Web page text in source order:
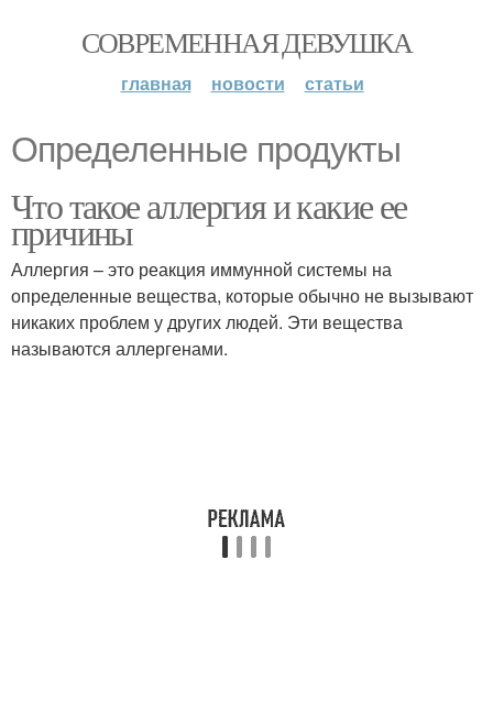
СОВРЕМЕННАЯ ДЕВУШКА
главная новости статьи
Определенные продукты
Что такое аллергия и какие ее
причины
Аллергия – это реакция иммунной системы на
определенные вещества, которые обычно не вызывают
никаких проблем у других людей. Эти вещества
называются аллергенами.